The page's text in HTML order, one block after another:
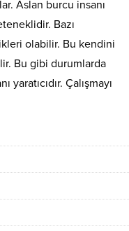
Aslan burcu insanı
Bazı
olabilir. Bu kendini
Bu gibi durumlarda
Çalışmayı